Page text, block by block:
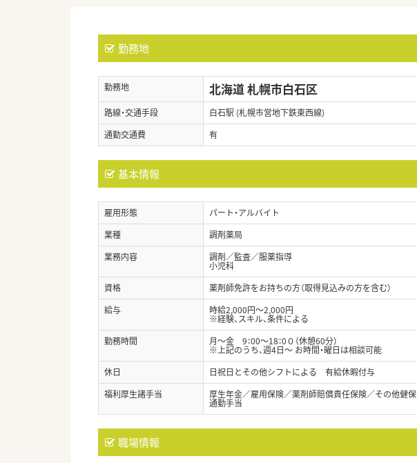
勤務地
勤務地 北海道 札幌市白石区
路線・交通手段
白石駅 (札幌市営地下鉄東西線)
通勤交通費
有
基本情報
雇用形態
パート・アルバイト
業種
調剤薬局
業務内容
調剤／監査／服薬指導
小児科
資格
薬剤師免許をお持ちの方（取得見込みの方を含む）
給与
時給2,000円～2,000円
※経験、スキル、条件による
勤務時間
月～金 9：00～18：0０（休憩60分）
※上記のうち、週4日～ お時間・曜日は相談可能
休日
日祝日とその他シフトによる 有給休暇付与
福利厚生諸手当
厚生年金／雇用保険／薬剤師賠償責任保険／その他健保
通勤手当
職場情報